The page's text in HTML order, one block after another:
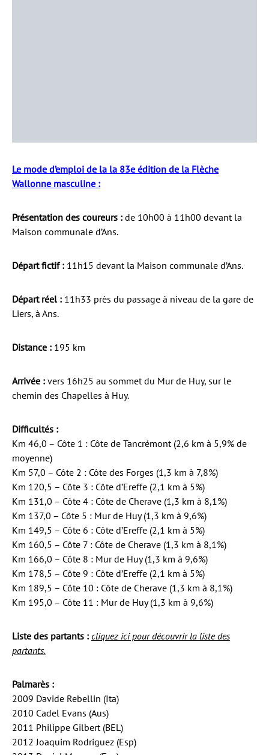
Le mode d’emploi de la la 83e édition de la Flèche
Wallonne masculine :
Présentation des coureurs : de 10h00 à 11h00 devant la
Maison communale d’Ans.
Départ fictif : 11h15 devant la Maison communale d’Ans.
Départ réel : 11h33 près du passage à niveau de la gare de
Liers, à Ans.
Distance : 195 km
Arrivée : vers 16h25 au sommet du Mur de Huy, sur le
chemin des Chapelles à Huy.
Difficultés :
Km 46,0 – Côte 1 : Côte de Tancrémont (2,6 km à 5,9% de
moyenne)
Km 57,0 – Côte 2 : Côte des Forges (1,3 km à 7,8%)
Km 120,5 – Côte 3 : Côte d’Ereffe (2,1 km à 5%)
Km 131,0 – Côte 4 : Côte de Cherave (1,3 km à 8,1%)
Km 137,0 – Côte 5 : Mur de Huy (1,3 km à 9,6%)
Km 149,5 – Côte 6 : Côte d’Ereffe (2,1 km à 5%)
Km 160,5 – Côte 7 : Côte de Cherave (1,3 km à 8,1%)
Km 166,0 – Côte 8 : Mur de Huy (1,3 km à 9,6%)
Km 178,5 – Côte 9 : Côte d’Ereffe (2,1 km à 5%)
Km 189,5 – Côte 10 : Côte de Cherave (1,3 km à 8,1%)
Km 195,0 – Côte 11 : Mur de Huy (1,3 km à 9,6%)
Liste des partants : cliquez ici pour découvrir la liste des
partants.
Palmarès :
2009 Davide Rebellin (Ita)
2010 Cadel Evans (Aus)
2011 Philippe Gilbert (BEL)
2012 Joaquim Rodriguez (Esp)